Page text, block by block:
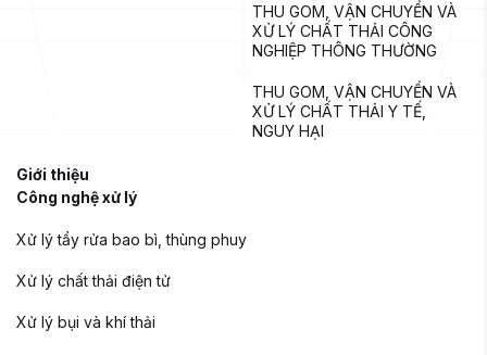
Giới thiệu
Công nghệ xử lý
Xử lý tẩy rửa bao bì, thùng phuy
Xử lý chất thải điện tử
Xử lý bụi và khí thải
THU GOM, VẬN CHUYỂN VÀ
XỬ LÝ CHẤT THẢI CÔNG
NGHIỆP THÔNG THƯỜNG
THU GOM, VẬN CHUYỂN VÀ
XỬ LÝ CHẤT THẢI Y TẾ,
NGUY HẠI